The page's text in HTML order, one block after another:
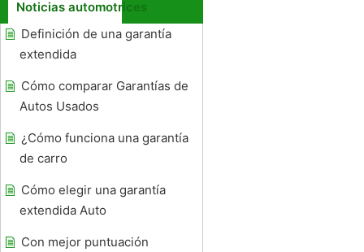
Noticias automotrices
Definición de una garantía
extendida
Cómo comparar Garantías de
Autos Usados ​​
¿Cómo funciona una garantía
de carro
Cómo elegir una garantía
extendida Auto
Con mejor puntuación